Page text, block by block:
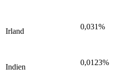
Irland
0,031%
Indien
0,0123%